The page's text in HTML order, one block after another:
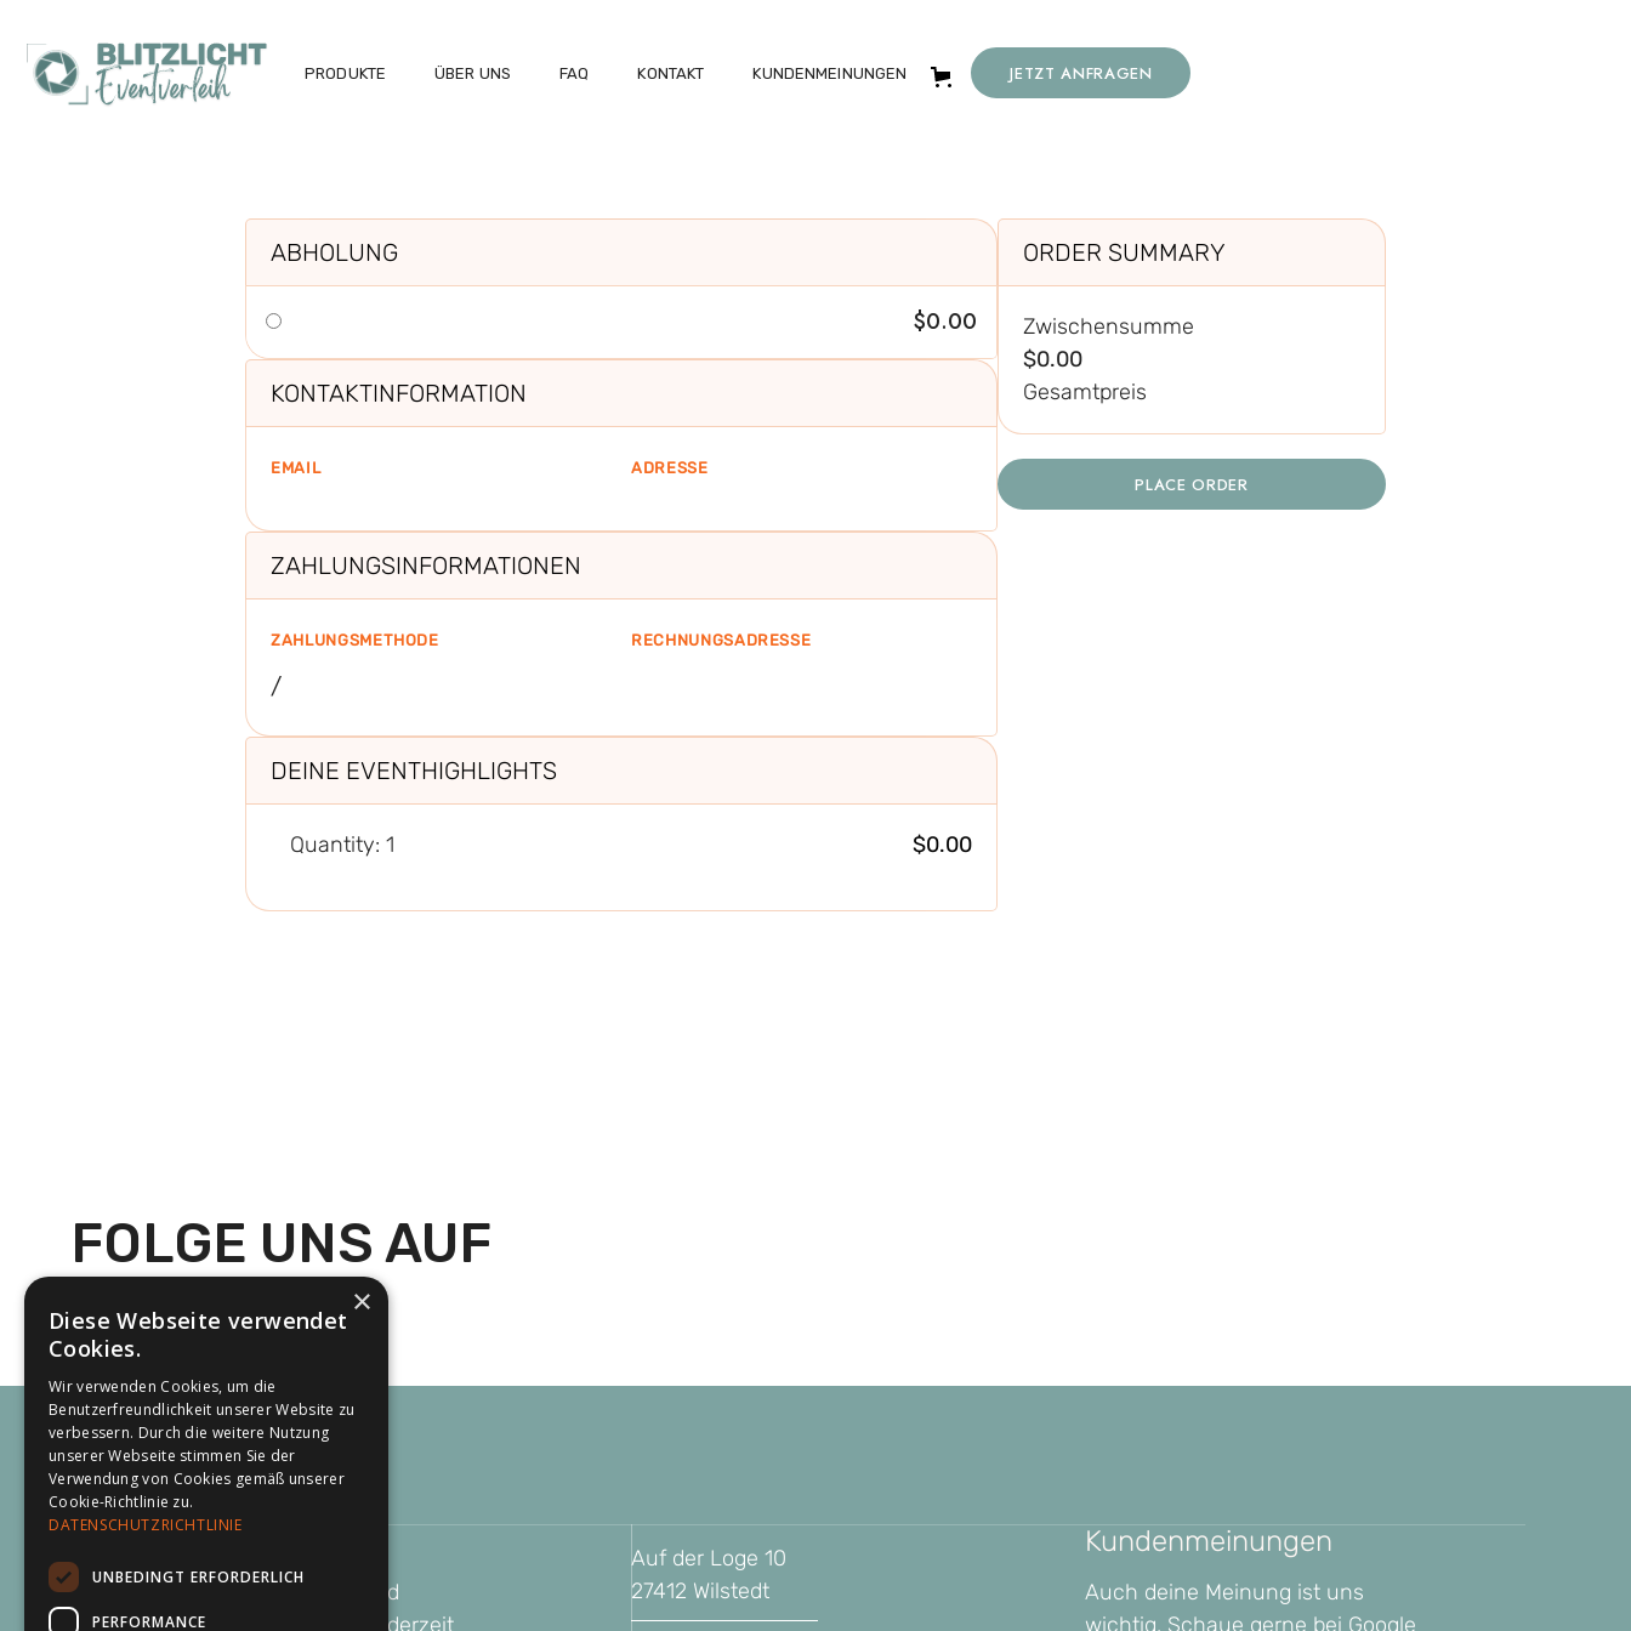
PRODUKTE ÜBER UNS FAQ KONTAKT KUNDENMEINUNGEN JETZT ANFRAGEN
ABHOLUNG
$0.00
KONTAKTINFORMATION
EMAIL ADRESSE
ZAHLUNGSINFORMATIONEN
ZAHLUNGSMETHODE
/
RECHNUNGSADRESSE
DEINE EVENTHIGHLIGHTS
1 $0.00
ORDER SUMMARY
Zwischensumme
$0.00
Gesamtpreis
PLACE ORDER
FOLGE UNS AUF
INSTAGRAM
Unser Newsletter
Aktuelle Veranstaltungen und
neueste Produkte – bleibe jederzeit
Auf der Loge 10
27412 Wilstedt
Kundenmeinungen
Auch deine Meinung ist uns
wichtig. Schaue gerne bei Google
×
Diese Webseite verwendet
Cookies.
Wir verwenden Cookies, um die
Benutzerfreundlichkeit unserer Website zu
verbessern. Durch die weitere Nutzung
unserer Webseite stimmen Sie der
Verwendung von Cookies gemäß unserer
Cookie-Richtlinie zu.
DATENSCHUTZRICHTLINIE
UNBEDINGT ERFORDERLICH
PERFORMANCE